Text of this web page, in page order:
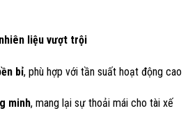
liệu vượt trội
bỉ, phù hợp với tần suất hoạt động cao
minh, mang lại sự thoải mái cho tài xế